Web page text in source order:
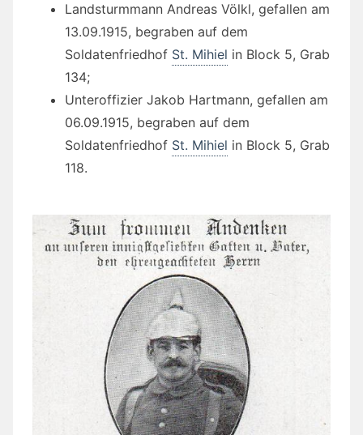
Landsturmmann Andreas Völkl, gefallen am
13.09.1915, begraben auf dem
Soldatenfriedhof St. Mihiel in Block 5, Grab
134;
Unteroffizier Jakob Hartmann, gefallen am
06.09.1915, begraben auf dem
Soldatenfriedhof St. Mihiel in Block 5, Grab
118.